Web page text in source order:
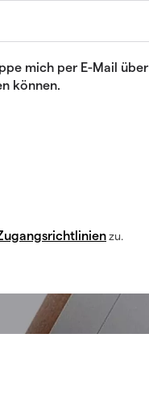
mich per E-Mail über
können.
zu.